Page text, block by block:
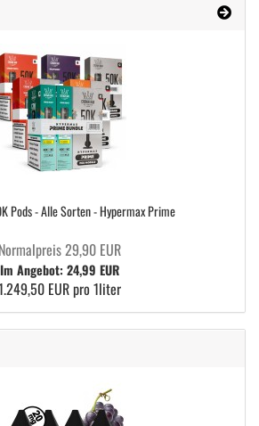
Pods - Alle Sorten - Hypermax Prime
Normalpreis 29,90 EUR
Im Angebot: 24,99 EUR
EUR pro 1liter